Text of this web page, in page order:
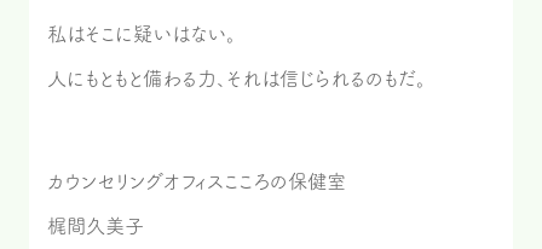
私はそこに疑いはない。
人にもともと備わる力、それは信じられるのもだ。
カウンセリングオフィスこころの保健室
梶間久美子